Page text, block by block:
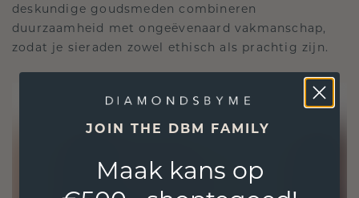
deskundige goudsmeden combineren
duurzaamheid met ongeëvenaard vakmanschap,
zodat je sieraden zowel ethisch als prachtig zijn.
JOIN THE DBM FAMILY
Maak kans op